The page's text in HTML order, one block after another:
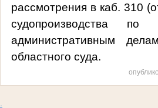
рассмотрения в каб. 310
судопроизводства по
административным
областного суда.